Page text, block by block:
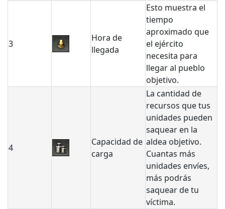
3
Hora de
llegada
Esto muestra el
tiempo
aproximado que
el ejército
necesita para
llegar al pueblo
objetivo.
4
Capacidad de
carga
La cantidad de
recursos que tus
unidades pueden
saquear en la
aldea objetivo.
Cuantas más
unidades envíes,
más podrás
saquear de tu
víctima.